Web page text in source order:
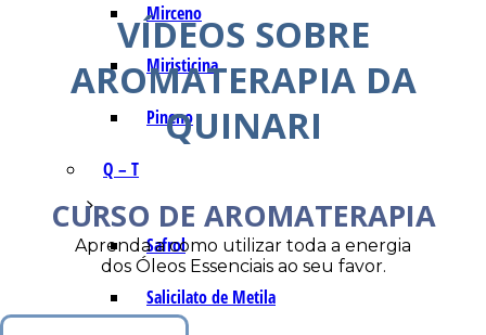
Mirceno
Miristicina
Pineno
Q – T
Safrol
Salicilato de Metila
VÍDEOS SOBRE
AROMATERAPIA DA
QUINARI
CURSO DE AROMATERAPIA
Aprenda a como utilizar toda a energia
dos Óleos Essenciais ao seu favor.